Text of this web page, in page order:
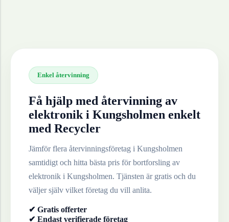
Enkel återvinning
Få hjälp med återvinning av
elektronik i Kungsholmen enkelt
med Recycler
Jämför flera återvinningsföretag i Kungsholmen
samtidigt och hitta bästa pris för bortforsling av
elektronik i Kungsholmen. Tjänsten är gratis och du
väljer själv vilket företag du vill anlita.
✔ Gratis offerter
✔ Endast verifierade företag